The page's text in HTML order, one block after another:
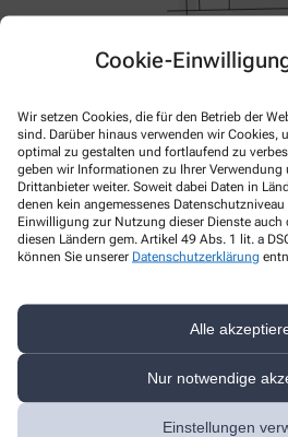
Cookie-
Wir setzen Cookies, die für den Betrieb der
sind. Darüber hinaus verwenden wir Cookies,
optimal zu gestalten und fortlaufend zu
geben wir Informationen zu Ihrer Verwendung
Drittanbieter weiter. Soweit dabei Daten in
denen kein angemessenes
Einwilligung zur Nutzung dieser Dienste auch
diesen Ländern gem. Artikel 49 Abs. 1 lit. a
können Sie unserer Datenschutzerklärung
Alle
Nur notwendige
Einstellungen
Hier gibt es aktuell nichts
Kirchplatz 2,32130 Enger